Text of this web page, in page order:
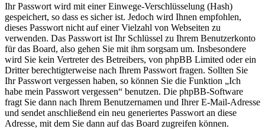
Ihr Passwort wird mit einer Einwege-Verschlüsselung (Hash)
gespeichert, so dass es sicher ist. Jedoch wird Ihnen empfohlen,
dieses Passwort nicht auf einer Vielzahl von Webseiten zu
verwenden. Das Passwort ist Ihr Schlüssel zu Ihrem Benutzerkonto
für das Board, also gehen Sie mit ihm sorgsam um. Insbesondere
wird Sie kein Vertreter des Betreibers, von phpBB Limited oder ein
Dritter berechtigterweise nach Ihrem Passwort fragen. Sollten Sie
Ihr Passwort vergessen haben, so können Sie die Funktion „Ich
habe mein Passwort vergessen“ benutzen. Die phpBB-Software
fragt Sie dann nach Ihrem Benutzernamen und Ihrer E-Mail-Adresse
und sendet anschließend ein neu generiertes Passwort an diese
Adresse, mit dem Sie dann auf das Board zugreifen können.